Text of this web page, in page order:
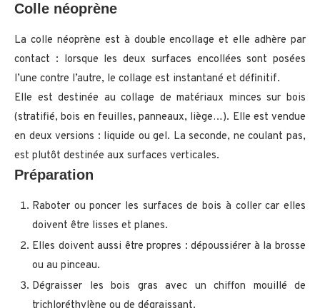
Colle néoprène
La colle néoprène est à double encollage et elle adhère par
contact : lorsque les deux surfaces encollées sont posées
l’une contre l’autre, le collage est instantané et définitif.
Elle est destinée au collage de matériaux minces sur bois
(stratifié, bois en feuilles, panneaux, liège…). Elle est vendue
en deux versions : liquide ou gel. La seconde, ne coulant pas,
est plutôt destinée aux surfaces verticales.
Préparation
Raboter ou poncer les surfaces de bois à coller car elles
doivent être lisses et planes.
Elles doivent aussi être propres : dépoussiérer à la brosse
ou au pinceau.
Dégraisser les bois gras avec un chiffon mouillé de